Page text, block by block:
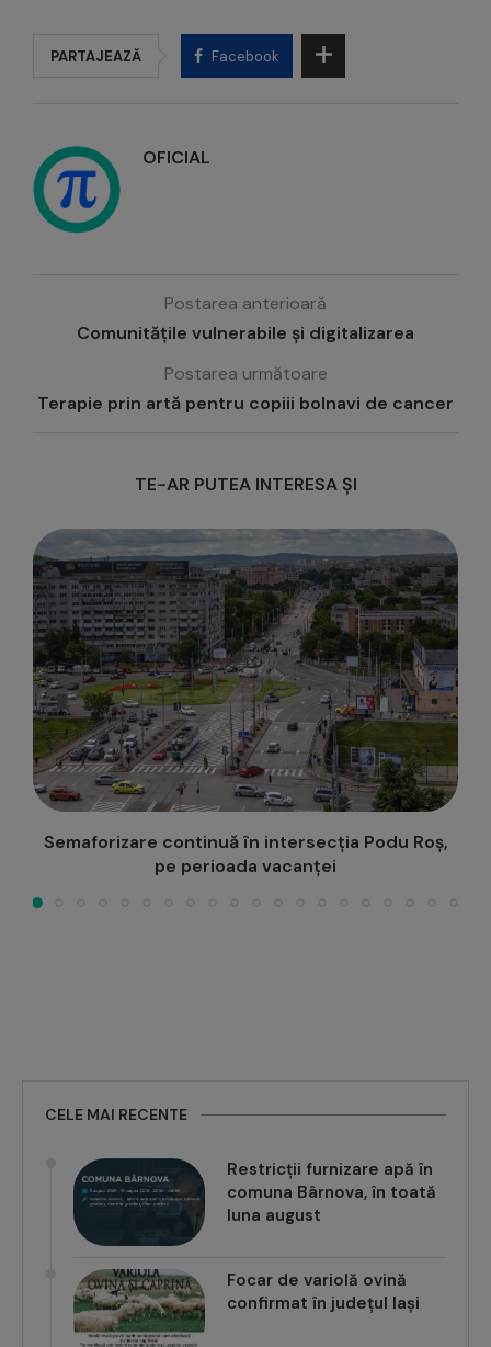
PARTAJEAZĂ Facebook
OFICIAL
Postarea anterioară
Comunitățile vulnerabile și digitalizarea
Postarea următoare
Terapie prin artă pentru copiii bolnavi de cancer
TE-AR PUTEA INTERESA ȘI
continuă în intersecția Podu Roș,
pe perioada vacanței
CELE MAI RECENTE
Restricții furnizare apă în
comuna Bârnova, în toată
luna august
Focar de variolă ovină
confirmat în județul Iași